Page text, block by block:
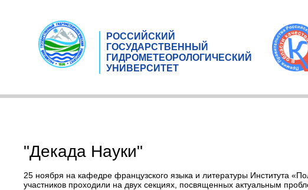
РОССИЙСКИЙ
ГОСУДАРСТВЕННЫЙ
ГИДРОМЕТЕОРОЛОГИЧЕСКИЙ
УНИВЕРСИТЕТ
"Декада Науки"
25 ноября на кафедре французского языка и литературы Института
участников проходили на двух секциях, посвященных актуальным